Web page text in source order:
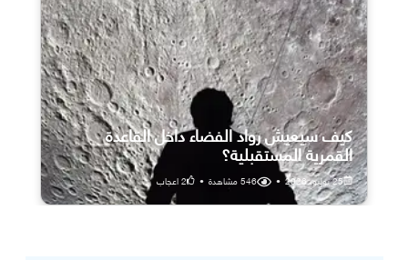
كيف سيعيش رواد الفضاء داخل القاعدة
القمرية المستقبلية؟
25 يوليو، 2026 •
546مشاهدة •
2اعجاب